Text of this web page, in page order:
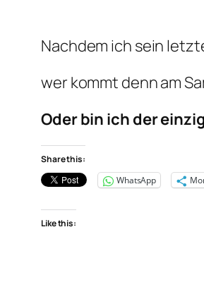
Nachdem ich sein
wer kommt denn am
Oder bin ich der
Share this:
WhatsApp
Like this: